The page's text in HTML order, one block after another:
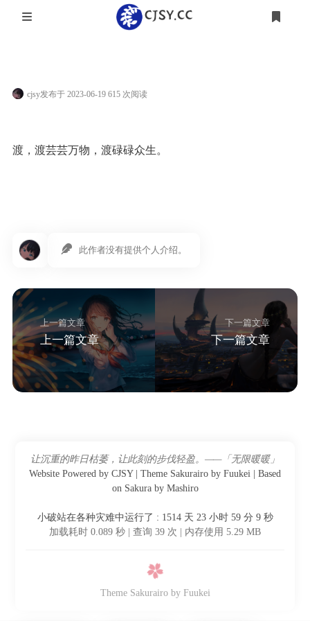
技术 💻
日常 👒
🎯 清单
番剧 🍨
🍻 友人帐
cjsy发布于 2023-06-19 615 次阅读
渡，渡芸芸万物，渡碌碌众生。
此作者没有提供个人介绍。
上一篇文章
上一篇文章
下一篇文章
下一篇文章
让沉重的昨日枯萎，让此刻的步伐轻盈。——「无限暖暖」
Website Powered by CJSY | Theme Sakurairo by Fuukei | Based
on Sakura by Mashiro
小破站在各种灾难中运行了 : 1514 天 23 小时 59 分 9 秒
加载耗时 0.089 秒 | 查询 39 次 | 内存使用 5.29 MB
Theme Sakurairo by Fuukei